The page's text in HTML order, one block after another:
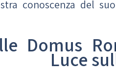
conoscenza del
Domus
Luce